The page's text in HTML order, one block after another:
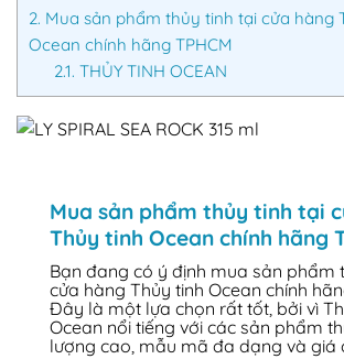
2. Mua sản phẩm thủy tinh tại cửa hàng
Ocean chính hãng TPHCM
2.1. THỦY TINH OCEAN
Mua sản phẩm thủy tinh tại
Thủy tinh Ocean chính hãng
Bạn đang có ý định mua sản phẩm
cửa hàng Thủy tinh Ocean chính
Đây là một lựa chọn rất tốt, bởi vì
Ocean nổi tiếng với các sản phẩm
lượng cao, mẫu mã đa dạng và giá